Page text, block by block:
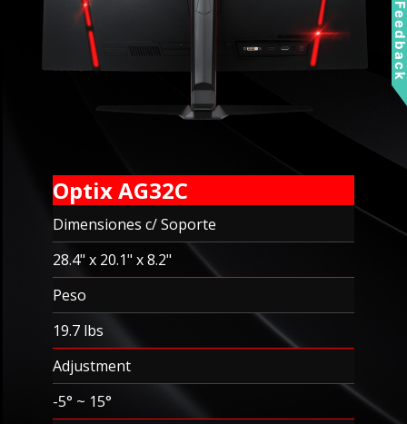
Optix AG32C
Dimensiones c/ Soporte
28.4" x 20.1" x 8.2"
Peso
19.7 lbs
Adjustment
-5° ~ 15°